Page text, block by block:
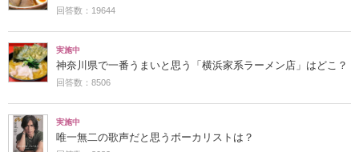
回答数：19644
実施中
神奈川県で一番うまいと思う「横浜家系ラーメン店」はどこ？
回答数：8506
実施中
唯一無二の歌声だと思うボーカリストは？